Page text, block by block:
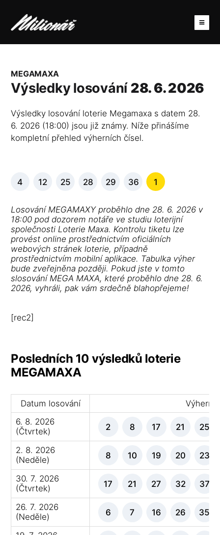
MEGAMAXA
Výsledky losování 28. 6. 2026
Výsledky losování loterie Megamaxa s datem 28.
6. 2026 (18:00) jsou již známy. Níže přinášíme
kompletní přehled výherních čísel.
4 12 25 28 29 36 1
Losování MEGAMAXY proběhlo dne 28. 6. 2026 v
18:00 pod dozorem notáře ve studiu loterijní
společnosti Loterie Maxa. Kontrolu tiketu lze
provést online prostřednictvím oficiálních
webových stránek loterie, případně
prostřednictvím mobilní aplikace. Tabulka výher
bude zveřejněna později. Pokud jste v tomto
slosování MEGA MAXA, které proběhlo dne 28. 6.
2026, vyhráli, pak vám srdečně blahopřejeme!
[rec2]
Posledních 10 výsledků loterie
MEGAMAXA
Datum losování
Výherní
6. 8. 2026
(Čtvrtek)
2 8 17 21 25
2. 8. 2026
(Neděle)
8 10 19 20 23
30. 7. 2026
(Čtvrtek)
17 21 27 32 37
26. 7. 2026
(Neděle)
6 7 16 26 35